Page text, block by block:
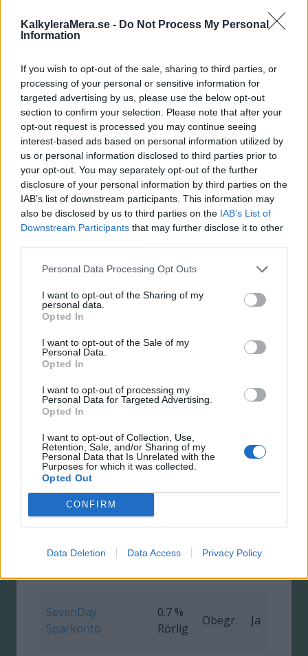
KalkyleraMera.se - Do Not Process My Personal
Information
If you wish to opt-out of the sale, sharing to third parties, or
processing of your personal or sensitive information for
targeted advertising by us, please use the below opt-out
section to confirm your selection. Please note that after your
opt-out request is processed you may continue seeing
interest-based ads based on personal information utilized by
us or personal information disclosed to third parties prior to
your opt-out. You may separately opt-out of the further
disclosure of your personal information by third parties on the
IAB’s list of downstream participants. This information may
also be disclosed by us to third parties on the IAB’s List of
Downstream Participants that may further disclose it to other
Personal Data Processing Opt Outs
I want to opt-out of the Sharing of my
personal data.
Opted In
I want to opt-out of the Sale of my
Personal Data.
Opted In
I want to opt-out of processing my
Personal Data for Targeted Advertising.
Opted In
I want to opt-out of Collection, Use,
Retention, Sale, and/or Sharing of my
Personal Data that Is Unrelated with the
Purposes for which it was collected.
Opted Out
CONFIRM
Data Deletion Data Access Privacy Policy
mån
Högräntekonto
Fast
000 kr
Ja
Bluestep
Sparkonto
SuperFlex
0.95
%
Fast
800
000 kr
Ja
Danskebank
Fastränteplacering
5 år
0.9 %
Rörlig
5 000
000 kr
Ja
Ikano Sparkonto
0.8 %
Obegr. Ja
Bluestep Flex
0.8 %
GCC Capital Spar
Rörlig
Sparkonto
%
Fast
Avanza
Sparkonto+
Nordax Bank
0.7 %
1 000
Ja
Nordax Sparkonto
0.7 %
950
Ja
SevenDay
Sparkonto
0.7 %
Rörlig
Obegr. Ja